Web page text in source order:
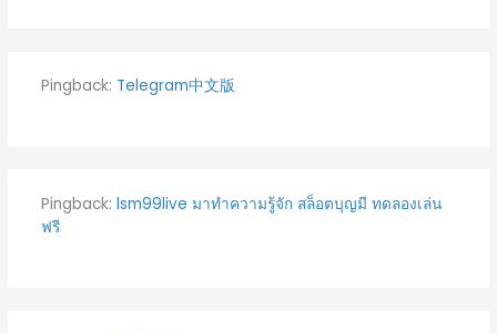
Pingback: Telegram中文版
Pingback: lsm99live มาทำความรู้จัก สล็อตบุญมี ทดลองเล่น
ฟรี